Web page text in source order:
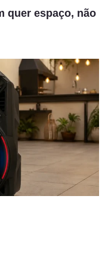
quer espaço, não